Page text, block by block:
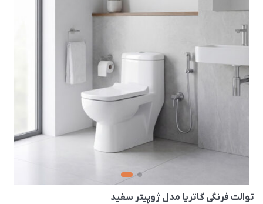
توالت فرنگی گاتریا مدل ژوپیتر سفید